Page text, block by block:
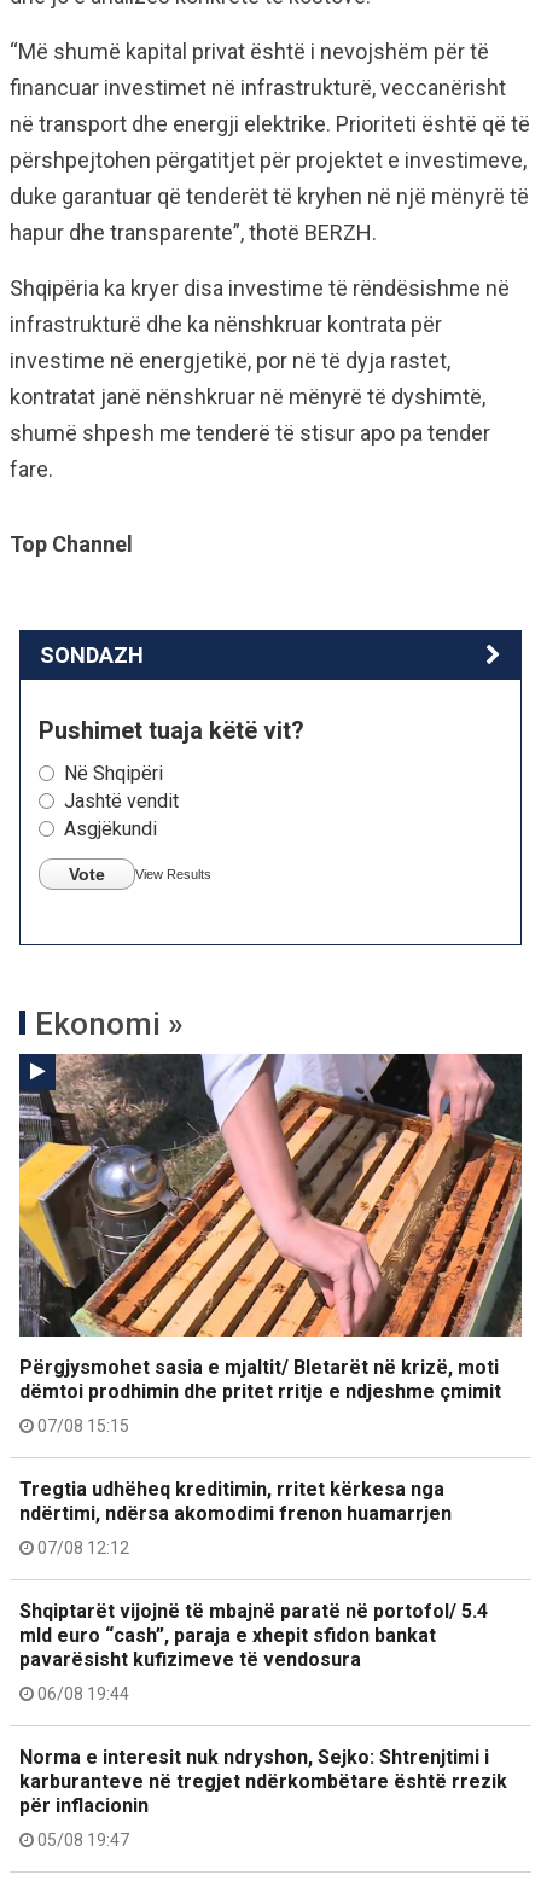
“Më shumë kapital privat është i nevojshëm për të
financuar investimet në infrastrukturë, veccanërisht
në transport dhe energji elektrike. Prioriteti është që të
përshpejtohen përgatitjet për projektet e investimeve,
duke garantuar që tenderët të kryhen në një mënyrë të
hapur dhe transparente”, thotë BERZH.
Shqipëria ka kryer disa investime të rëndësishme në
infrastrukturë dhe ka nënshkruar kontrata për
investime në energjetikë, por në të dyja rastet,
kontratat janë nënshkruar në mënyrë të dyshimtë,
shumë shpesh me tenderë të stisur apo pa tender
fare.
Top Channel
SONDAZH
Pushimet tuaja këtë vit?
Në Shqipëri
Jashtë vendit
Asgjëkundi
Vote View Results
Ekonomi »
Përgjysmohet sasia e mjaltit/ Bletarët në krizë, moti
dëmtoi prodhimin dhe pritet rritje e ndjeshme çmimit
07/08 15:15
Tregtia udhëheq kreditimin, rritet kërkesa nga
ndërtimi, ndërsa akomodimi frenon huamarrjen
07/08 12:12
Shqiptarët vijojnë të mbajnë paratë në portofol/ 5.4
mld euro “cash”, paraja e xhepit sfidon bankat
pavarësisht kufizimeve të vendosura
06/08 19:44
Norma e interesit nuk ndryshon, Sejko: Shtrenjtimi i
karburanteve në tregjet ndërkombëtare është rrezik
për inflacionin
05/08 19:47